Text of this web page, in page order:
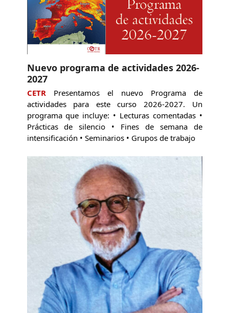
Nuevo programa de actividades 2026-
2027
CETRPresentamos el nuevo Programa de
actividades para este curso 2026-2027. Un
programa que incluye: • Lecturas comentadas •
Prácticas de silencio • Fines de semana de
intensificación • Seminarios • Grupos de trabajo